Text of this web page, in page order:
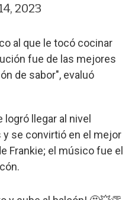
2023
al que le tocó cocinar
fue de las mejores
de sabor", evaluó
llegar al nivel
se convirtió en el mejor
Frankie; el músico fue el